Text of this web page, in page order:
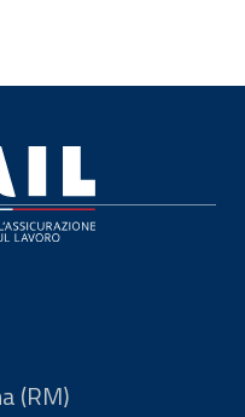
esterno - Apertura in
in nuova finestra
programma di posta
scelta meno
(RM)